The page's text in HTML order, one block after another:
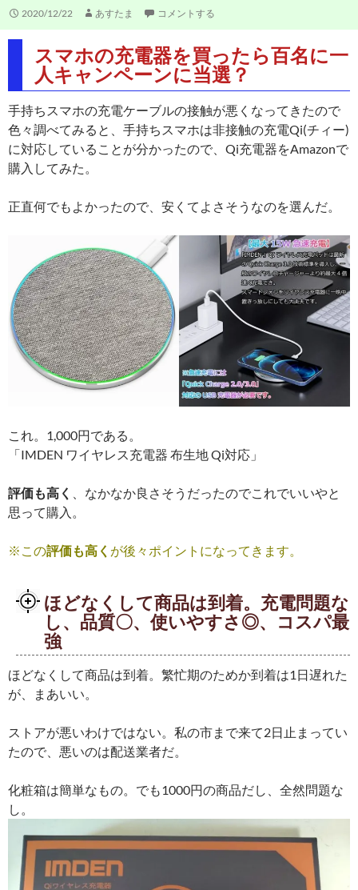
2020/12/22 あすたま コメントする
スマホの充電器を買ったら百名に一
人キャンペーンに当選？
手持ちスマホの充電ケーブルの接触が悪くなってきたので
色々調べてみると、手持ちスマホは非接触の充電Qi(チィー)
に対応していることが分かったので、Qi充電器をAmazonで
購入してみた。
正直何でもよかったので、安くてよさそうなのを選んだ。
これ。1,000円である。
「IMDEN ワイヤレス充電器 布生地 Qi対応」
評価も高く
、なかなか良さそうだったのでこれでいいやと
思って購入。
※この評価も高く が後々ポイントになってきます。
ほどなくして商品は到着。充電問題な
し、品質〇、使いやすさ◎、コスパ最
強
ほどなくして商品は到着。繁忙期のためか到着は1日遅れた
が、まあいい。
ストアが悪いわけではない。私の市まで来て2日止まってい
たので、悪いのは配送業者だ。
化粧箱は簡単なもの。でも1000円の商品だし、全然問題な
し。